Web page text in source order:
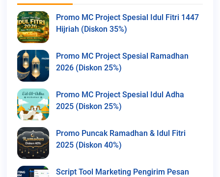
Promo MC Project Spesial Idul Fitri 1447
Hijriah (Diskon 35%)
Promo MC Project Spesial Ramadhan
2026 (Diskon 25%)
Promo MC Project Spesial Idul Adha
2025 (Diskon 25%)
Promo Puncak Ramadhan & Idul Fitri
2025 (Diskon 40%)
Script Tool Marketing Pengirim Pesan